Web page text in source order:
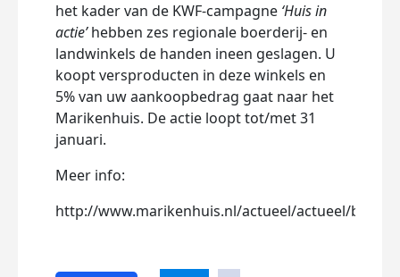
het kader van de KWF-campagne ‘Huis in
actie’hebben zes regionale boerderij- en
landwinkels de handen ineen geslagen. U
koopt versproducten in deze winkels en
5% van uw aankoopbedrag gaat naar het
Marikenhuis. De actie loopt tot/met 31
januari.
Meer info:
http://www.marikenhuis.nl/actueel/actueel/